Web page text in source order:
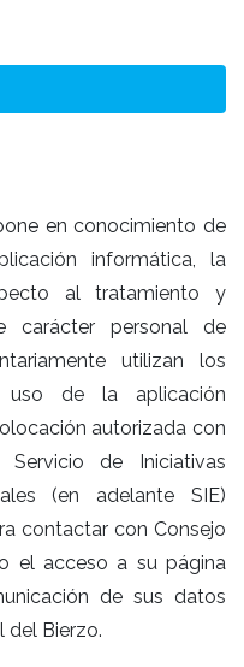
en conocimiento de
informática, la
al tratamiento y
personal de
utilizan los
de la aplicación
autorizada con
de Iniciativas
(en adelante SIE)
contactar con Consejo
el acceso a su página
de sus datos
del Bierzo.